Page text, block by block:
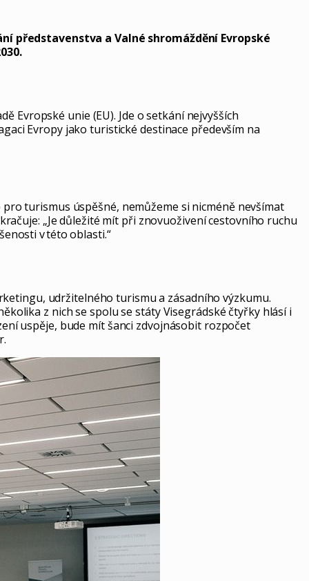
představenstva a Valné shromáždění Evropské
Evropské unie (EU). Jde o setkání nejvyšších
Evropy jako turistické destinace především na
turismus úspěšné, nemůžeme si nicméně nevšímat
„Je důležité mít při znovuoživení cestovního ruchu
v této oblasti.“
udržitelného turismu a zásadního výzkumu.
z nich se spolu se státy Visegrádské čtyřky hlásí i
uspěje, bude mít šanci zdvojnásobit rozpočet